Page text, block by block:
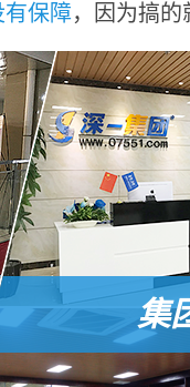
有保障，因为搞
集